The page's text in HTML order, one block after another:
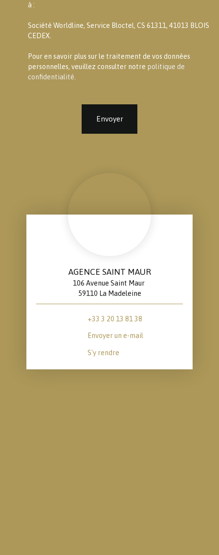
à :
Société Worldline, Service Bloctel, CS 61311, 41013 BLOIS
CEDEX.
Pour en savoir plus sur le traitement de vos données
personnelles, veuillez consulter notre politique de
confidentialité
Envoyer
AGENCE SAINT MAUR
106 Avenue Saint Maur
59110 La Madeleine
+33 3 20 13 81 38
Envoyer un e-mail
S'y rendre